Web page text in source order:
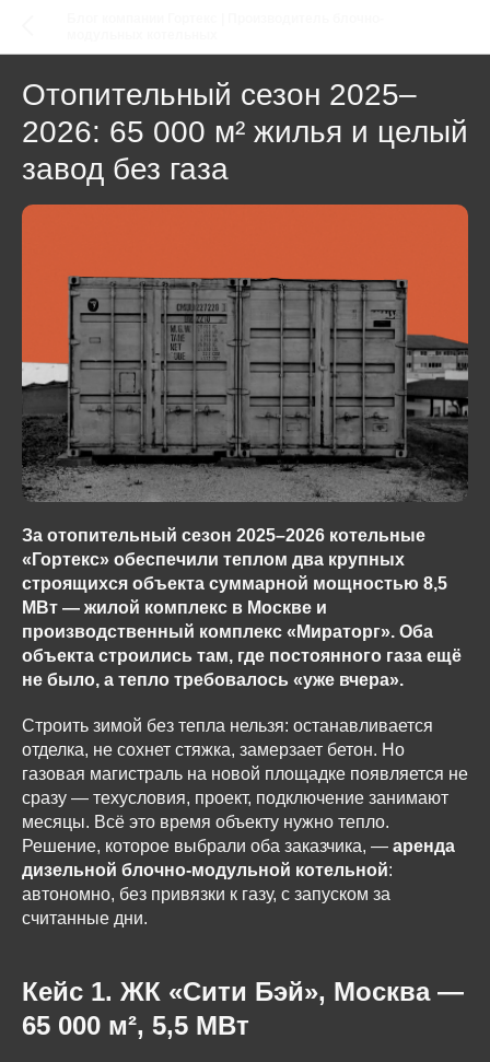
Отопительный сезон 2025–
2026: 65 000 м² жилья и целый
завод без газа
За отопительный сезон 2025–2026 котельные
«Гортекс» обеспечили теплом два крупных
строящихся объекта суммарной мощностью 8,5
МВт — жилой комплекс в Москве и
производственный комплекс «Мираторг». Оба
объекта строились там, где постоянного газа ещё
не было, а тепло требовалось «уже вчера».
Строить зимой без тепла нельзя: останавливается
отделка, не сохнет стяжка, замерзает бетон. Но
газовая магистраль на новой площадке появляется не
сразу — техусловия, проект, подключение занимают
месяцы. Всё это время объекту нужно тепло.
Решение, которое выбрали оба заказчика, — аренда
дизельной блочно-модульной котельной:
автономно, без привязки к газу, с запуском за
считанные дни.
Кейс 1. ЖК «Сити Бэй», Москва —
65 000 м², 5,5 МВт